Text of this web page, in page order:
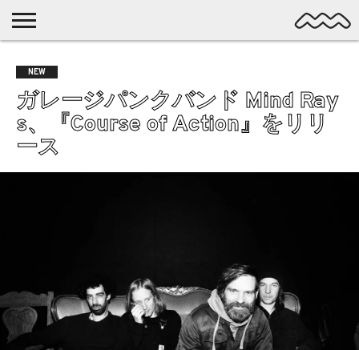
MUSIC
LATEST
POSTS
SPOTLIGHT
NYP
/ DL
DISCOVERY
ALTERNATIVE
ELECTRONIC
SSW
SYNTHPOP
PUNK
NEW
ガレージパンクバンド Mind Ray
s、『Course of Action』をリリ
ース